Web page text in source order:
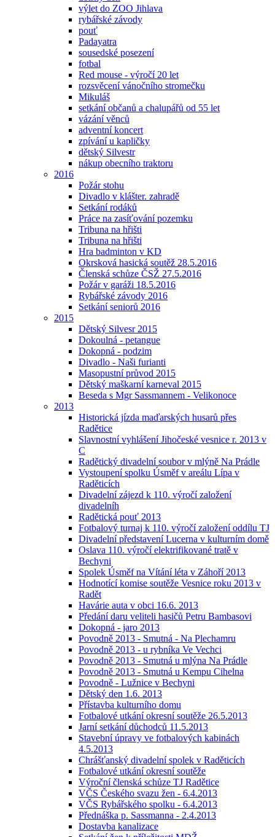
výlet do ZOO Jihlava
rybářské závody
pouť
Padayatra
sousedské posezení
fotbal
Red mouse - výročí 20 let
rozsvěcení vánočního stromečku
Mikuláš
setkání občanů a chalupářů od 55 let
vázání věnců
adventní koncert
zpívání u kapličky
dětský Silvestr
nákup obecního traktoru
2016
Požár stohu
Divadlo v klášter. zahradě
Setkání rodáků
Práce na zasíťování pozemku
Tribuna na hřišti
Tribuna na hřišti
Hra badminton v KD
Okrsková hasická soutěž 28.5.2016
Členská schůze ČSŽ 27.5.2016
Požár v garáži 18.5.2016
Rybářské závody 2016
Setkání seniorů 2016
2015
Dětský Silvesr 2015
Dokoulná - petangue
Dokopná - podzim
Divadlo - Naši furianti
Masopustní průvod 2015
Dětský maškarní karneval 2015
Beseda s Mgr Sassmannem - Velikonoce
2013
Historická jízda maďarských husarů přes
Radětice
Slavnostní vyhlášení Jihočeské vesnice r. 2013 v
C
Radětický divadelní soubor v mlýně Na Prádle
Vystoupení spolku Úsměf v areálu Lípa v
Raděticích
Divadelní zájezd k 110. výročí založení
divadelníh
Radětická pouť 2013
Fotbalový turnaj k 110. výročí založení oddílu TJ
Divadelní představení Lucerna v kulturním domě
Oslava 110. výročí elektrifikované tratě v
Bechyni
Spolek Úsměf na Vítání léta v Záhoří 2013
Hodnotící komise soutěže Vesnice roku 2013 v
Radět
Havárie auta v obci 16.6. 2013
Předání daru veliteli hasičů Petru Bambasovi
Dokopná - jaro 2013
Povodně 2013 - Smutná - Na Plechamru
Povodně 2013 - u rybníka Ve Vechci
Povodně 2013 - Smutná u mlýna Na Prádle
Povodně 2013 - Smutná u Kempu Cihelna
Povodně - Lužnice v Bechyni
Dětský den 1.6. 2013
Přístavba kulturního domu
Fotbalové utkání okresní soutěže 26.5.2013
Jarní setkání důchodců 11.5.2013
Stavební úpravy ve fotbalových kabinách
4.5.2013
Chrášťanský divadelní spolek v Raděticích
Fotbalové utkání okresní soutěže
Výroční členská schůze TJ Radětice
VČS Českého svazu žen - 6.4.2013
VČS Rybářského spolku - 6.4.2013
Přednáška p. Sassmanna - 2.4.2013
Dostavba kanalizace